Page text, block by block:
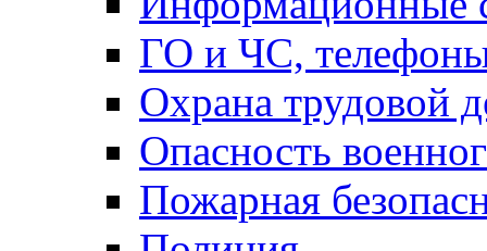
ГО и ЧС,
Охрана трудовой
Опасность
Пожарная